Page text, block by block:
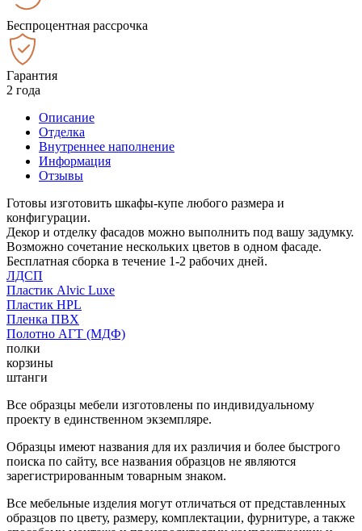
Беспроцентная рассрочка
Гарантия
2 года
Описание
Отделка
Внутреннее наполнение
Информация
Отзывы
Готовы изготовить шкафы-купе любого размера и
конфигурации.
Декор и отделку фасадов можно выполнить под вашу задумку.
Возможно сочетание нескольких цветов в одном фасаде.
Бесплатная сборка в течение 1-2 рабочих дней.
ЛДСП
Пластик Alvic Luxe
Пластик HPL
Пленка ПВХ
Полотно АГТ (МДФ)
полки
корзины
штанги
Все образцы мебели изготовлены по индивидуальному
проекту в единственном экземпляре.
Образцы имеют названия для их различия и более быстрого
поиска по сайту, все названия образцов не являются
зарегистрированным товарным знаком.
Все мебельные изделия могут отличаться от представленных
образцов по цвету, размеру, комплектации, фурнитуре, а также